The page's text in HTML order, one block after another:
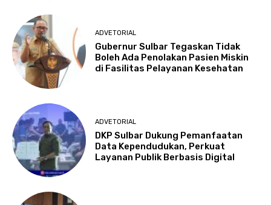
ADVETORIAL
Gubernur Sulbar Tegaskan Tidak
Boleh Ada Penolakan Pasien Miskin
di Fasilitas Pelayanan Kesehatan
ADVETORIAL
DKP Sulbar Dukung Pemanfaatan
Data Kependudukan, Perkuat
Layanan Publik Berbasis Digital